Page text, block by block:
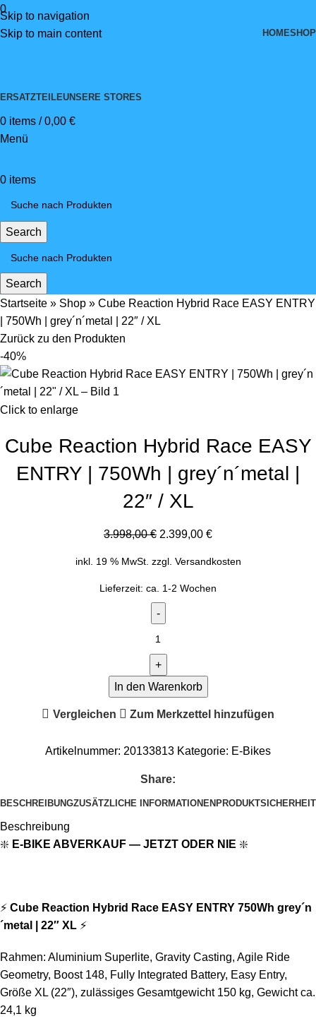
Skip to navigation
Skip to main content
0
HOMESHOP
ERSATZTEILEUNSERE STORES
0 items / 0,00 €
Menü
0 items
Search
Search
Startseite » Shop » Cube Reaction Hybrid Race EASY ENTRY
| 750Wh | grey´n´metal | 22″ / XL
Zurück zu den Produkten
-40%
Click to enlarge
Cube Reaction Hybrid Race EASY
ENTRY | 750Wh | grey´n´metal |
22″ / XL
3.998,00€ 2.399,00 €
inkl. 19 % MwSt. zzgl. Versandkosten
Lieferzeit: ca. 1-2 Wochen
In den Warenkorb
Vergleichen Zum Merkzettel hinzufügen
Artikelnummer: 20133813 Kategorie: E-Bikes
Share:
BESCHREIBUNGZUSÄTZLICHE INFORMATIONEN PRODUKTSICHERHEIT
Beschreibung
❇️ E-BIKE ABVERKAUF — JETZT ODER NIE ❇️
⚡ Cube Reaction Hybrid Race EASY ENTRY 750Wh grey´n
´metal | 22″ XL ⚡
Rahmen: Aluminium Superlite, Gravity Casting, Agile Ride
Geometry, Boost 148, Fully Integrated Battery, Easy Entry,
Größe XL (22″), zulässiges Gesamtgewicht 150 kg, Gewicht ca.
24,1 kg